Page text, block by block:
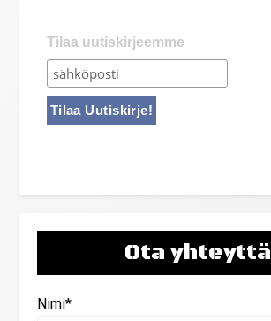
Tilaa uutiskirjeemme
Ota yhteyttä
Nimi*